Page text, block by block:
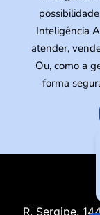
Inteligência
atender,
Ou, como a
forma
R. Sergipe.